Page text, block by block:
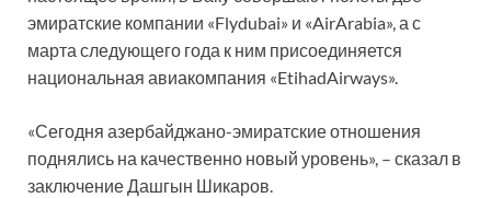
эмиратские компании «Flydubai» и «AirArabia», а с
марта следующего года к ним присоединяется
национальная авиакомпания «EtihadAirways».
«Сегодня азербайджано-эмиратские отношения
поднялись на качественно новый уровень», – сказал в
заключение Дашгын Шикаров.